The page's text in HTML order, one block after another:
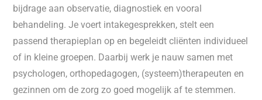
bijdrage aan observatie, diagnostiek en vooral
behandeling. Je voert intakegesprekken, stelt een
passend therapieplan op en begeleidt cliënten individueel
of in kleine groepen. Daarbij werk je nauw samen met
psychologen, orthopedagogen, (systeem)therapeuten en
gezinnen om de zorg zo goed mogelijk af te stemmen.